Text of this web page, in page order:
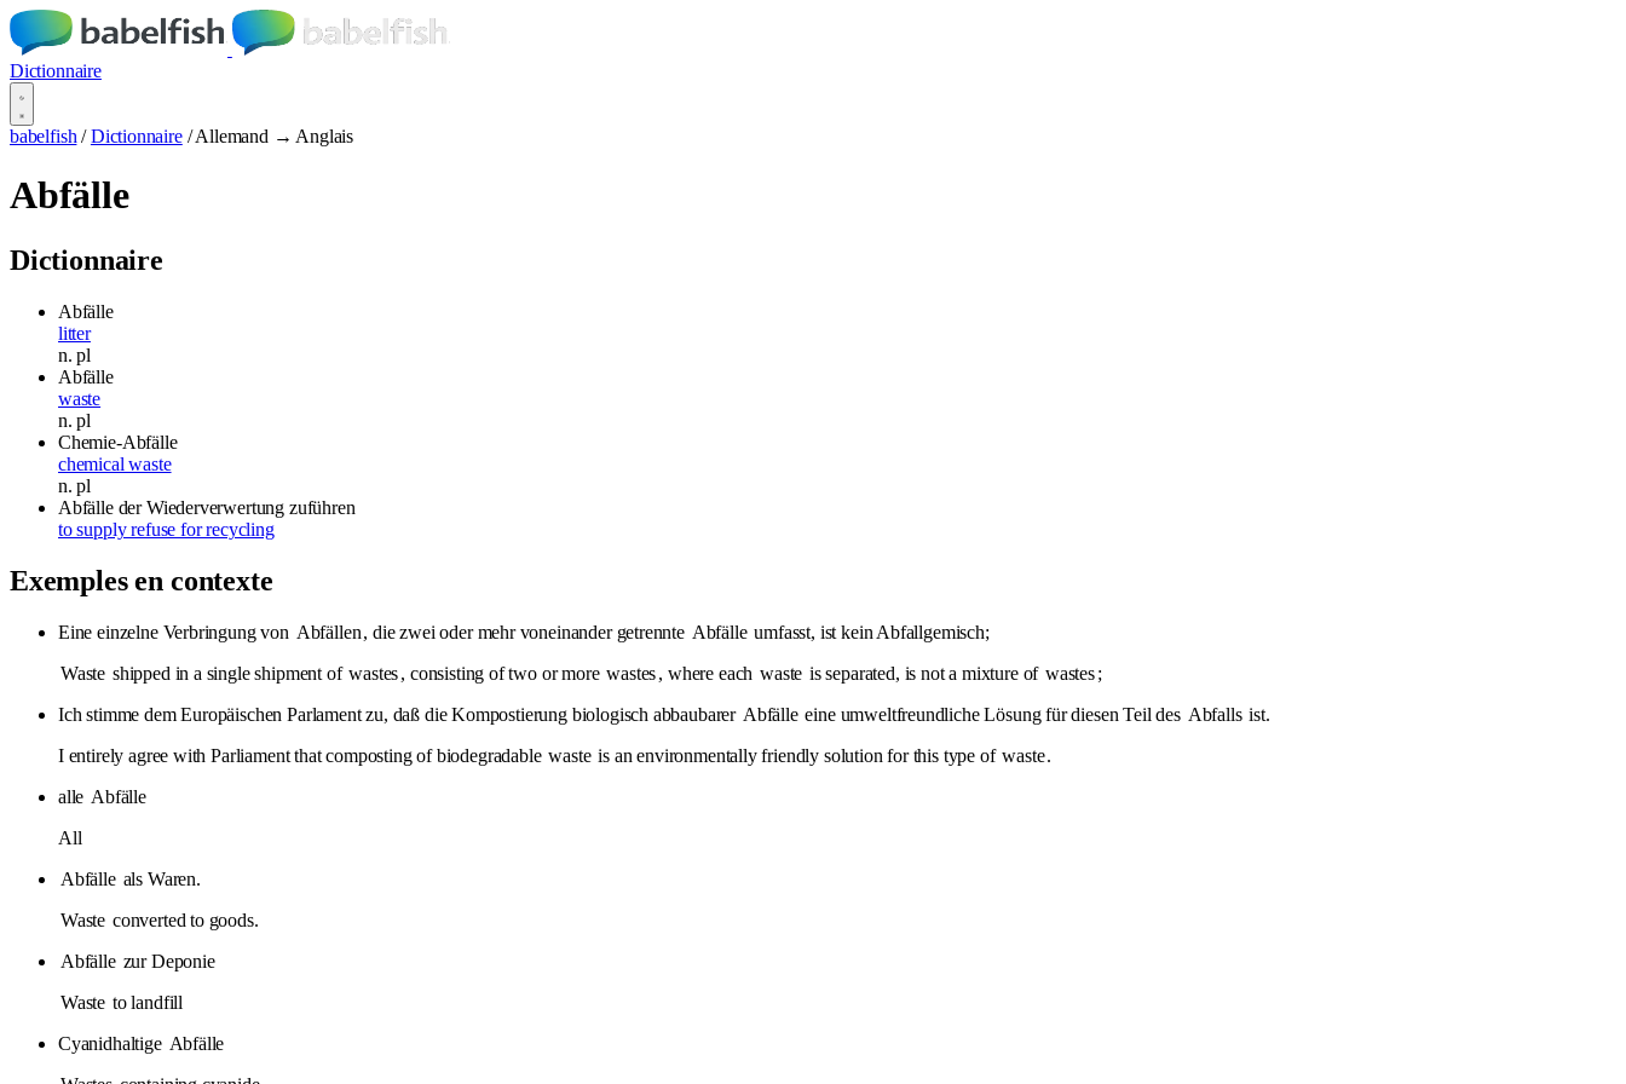
Dictionnaire
babelfish / Dictionnaire / Allemand → Anglais
Abfälle
Dictionnaire
Abfälle
litter
n.pl
Abfälle
waste
n.pl
Chemie-Abfälle
chemical waste
n.pl
Abfälle der Wiederverwertung zuführen
to supply refuse for recycling
Exemples en contexte
Eine einzelne Verbringung von Abfällen, die zwei oder mehr voneinander getrennte Abfälle umfasst, ist kein Abfallgemisch;
Waste shipped in a single shipment of wastes, consisting of two or more wastes, where each waste is separated, is not a mixture of wastes;
Ich stimme dem Europäischen Parlament zu, daß die Kompostierung biologisch abbaubarer Abfälle eine umweltfreundliche Lösung für diesen Teil des Abfalls ist.
I entirely agree with Parliament that composting of biodegradable waste is an environmentally friendly solution for this type of waste.
alle Abfälle
All
Abfälle als Waren.
Waste converted to goods.
Abfälle zur Deponie
Waste to landfill
Cyanidhaltige Abfälle